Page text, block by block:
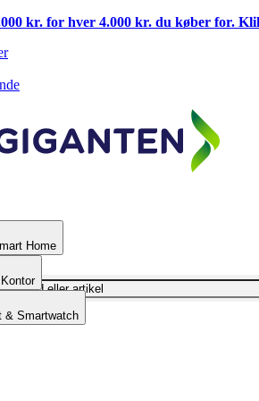
kr. for hver 4.000 kr. du køber for.
Home
& Smartwatch